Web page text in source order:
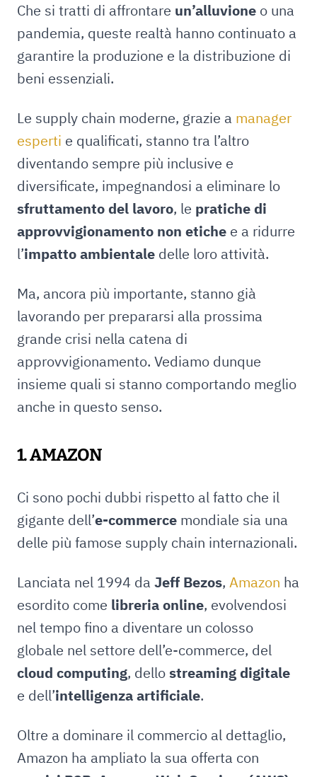
Che si tratti di affrontare un’alluvione o una
pandemia, queste realtà hanno continuato a
garantire la produzione e la distribuzione di
beni essenziali.
Le supply chain moderne, grazie a manager
esperti e qualificati, stanno tra l’altro
diventando sempre più inclusive e
diversificate, impegnandosi a eliminare lo
sfruttamento del lavoro, le pratiche di
approvvigionamento non etiche e a ridurre
l’impatto ambientale delle loro attività.
Ma, ancora più importante, stanno già
lavorando per prepararsi alla prossima
grande crisi nella catena di
approvvigionamento. Vediamo dunque
insieme quali si stanno comportando meglio
anche in questo senso.
1. AMAZON
Ci sono pochi dubbi rispetto al fatto che il
gigante dell’e-commerce mondiale sia una
delle più famose supply chain internazionali.
Lanciata nel 1994 da Jeff Bezos, Amazon ha
esordito come libreria online, evolvendosi
nel tempo fino a diventare un colosso
globale nel settore dell’e-commerce, del
cloud computing, dellostreaming digitale
e dell’intelligenza artificiale.
Oltre a dominare il commercio al dettaglio,
Amazon ha ampliato la sua offerta con